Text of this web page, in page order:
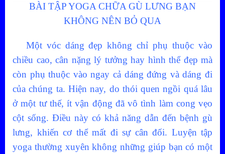
BÀI TẬP YOGA CHỮA GÙ LƯNG BẠN
KHÔNG NÊN BỎ QUA
Một vóc dáng đẹp không chỉ phụ thuộc vào
chiều cao, cân nặng lý tưởng hay hình thể đẹp mà
còn phụ thuộc vào ngay cả dáng đứng và dáng đi
của chúng ta. Hiện nay, do thói quen ngồi quá lâu
ở một tư thế, ít vận động đã vô tình làm cong vẹo
cột sống. Điều này có khả năng dẫn đến bệnh gù
lưng, khiến cơ thể mất đi sự cân đối. Luyện tập
yoga thường xuyên không những giúp bạn có một